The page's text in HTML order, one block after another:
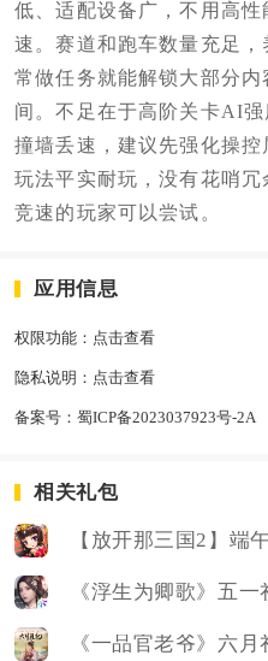
低、适配设备广，不用高
速。赛道和跑车数量充足
常做任务就能解锁大部分
间。不足在于高阶关卡AI
撞墙丢速，建议先强化操
玩法平实耐玩，没有花哨
竞速的玩家可以尝试。
应用信息
权限功能： 点击查看
隐私说明： 点击查看
备案号： 蜀ICP备2023037923号-2A
相关礼包
【放开那三国2】端
《浮生为卿歌》五一
《一品官老爷》六月